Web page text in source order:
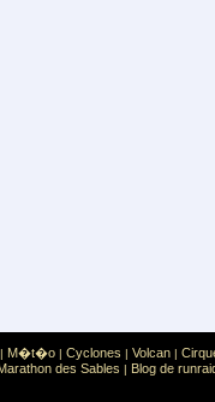
extr�mes
| M�t�o | Cyclones | Volcan |
des Sables | Blog de